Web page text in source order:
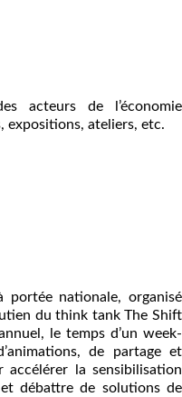
acteurs de l’économie
expositions, ateliers, etc.
portée nationale, organisé
du think tank The Shift
le temps d’un week-
de partage et
accélérer la sensibilisation
débattre de solutions de